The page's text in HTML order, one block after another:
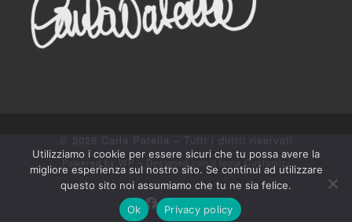
© 2026 Carla Patella – Tutti i diritti riservati
Powered byWP– Designed con iltema Customizr
Utilizziamo i cookie per essere sicuri che tu possa avere la
migliore esperienza sul nostro sito. Se continui ad utilizzare
questo sito noi assumiamo che tu ne sia felice.
Ok
Privacy policy